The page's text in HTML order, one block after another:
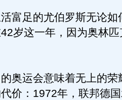
足的尤伯罗斯无论如
岁这一年，因为奥林
运会意味着无上的荣
价：1972年，联邦德